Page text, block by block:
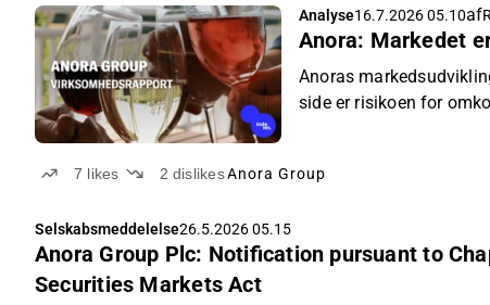
Analyse16.7.2026 05.10af
Anora: Markedet
Anoras
side er risikoen for
7 likes 2 dislikesAnora Group
Selskabsmeddelelse26.5.2026 05.15
Anora Group Plc: Notification pursuant to
Securities Markets Act